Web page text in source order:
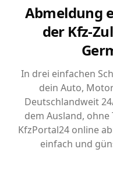
Abmeldung
der Kfz-
In drei einfachen
dein Auto,
Deutschlandweit
dem Ausland,
KfzPortal24 online
einfach und